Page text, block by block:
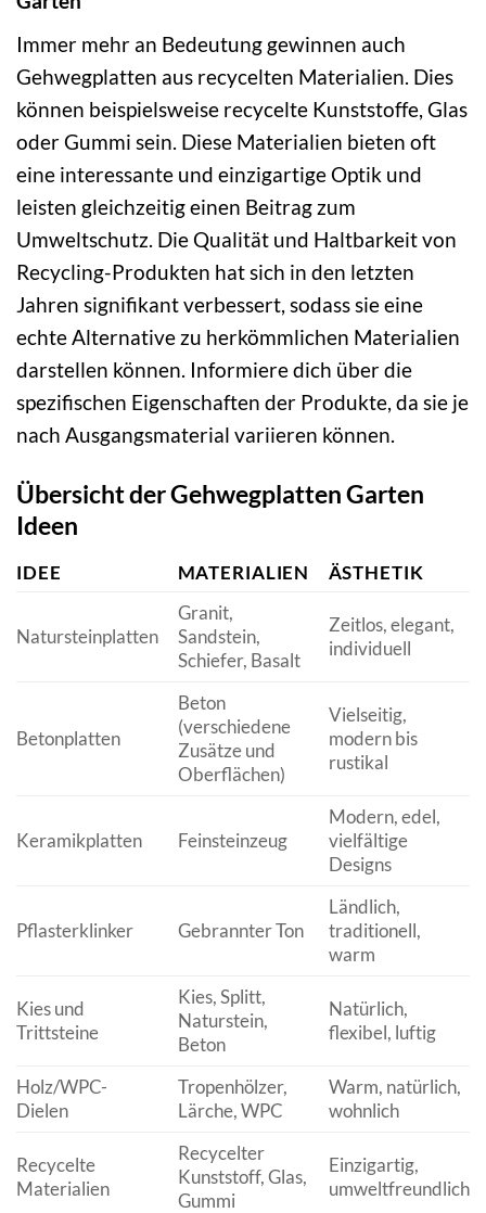
Immer mehr an Bedeutung gewinnen auch
Gehwegplatten aus recycelten Materialien. Dies
können beispielsweise recycelte Kunststoffe, Glas
oder Gummi sein. Diese Materialien bieten oft
eine interessante und einzigartige Optik und
leisten gleichzeitig einen Beitrag zum
Umweltschutz. Die Qualität und Haltbarkeit von
Recycling-Produkten hat sich in den letzten
Jahren signifikant verbessert, sodass sie eine
echte Alternative zu herkömmlichen Materialien
darstellen können. Informiere dich über die
spezifischen Eigenschaften der Produkte, da sie je
nach Ausgangsmaterial variieren können.
Übersicht der Gehwegplatten Garten
Ideen
IDEE MATERIALIEN ÄSTHETIK
Natursteinplatten
Granit,
Sandstein,
Schiefer, Basalt
Zeitlos, elegant,
individuell
Betonplatten
Beton
(verschiedene
Zusätze und
Oberflächen)
Vielseitig,
modern bis
rustikal
Keramikplatten Feinsteinzeug
Modern, edel,
vielfältige
Designs
Pflasterklinker Gebrannter Ton
Ländlich,
traditionell,
warm
Kies und
Trittsteine
Kies, Splitt,
Naturstein,
Beton
Natürlich,
flexibel, luftig
Holz/WPC-
Dielen
Tropenhölzer,
Lärche, WPC
Warm, natürlich,
wohnlich
Recycelte
Materialien
Recycelter
Kunststoff, Glas,
Gummi
Einzigartig,
umweltfreundlich